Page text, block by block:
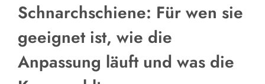
Schnarchschiene: Für wen sie
geeignet ist, wie die
Anpassung läuft und was die